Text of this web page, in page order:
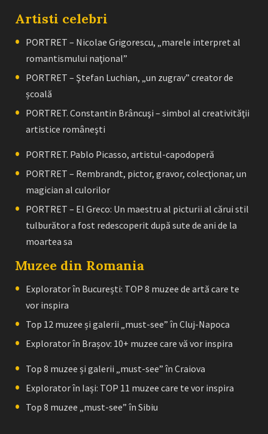
Artisti celebri
PORTRET – Nicolae Grigorescu, „marele interpret al
romantismului naţional”
PORTRET – Ştefan Luchian, „un zugrav” creator de
școală
PORTRET. Constantin Brâncuşi – simbol al creativităţii
artistice româneşti
PORTRET. Pablo Picasso, artistul-capodoperă
PORTRET – Rembrandt, pictor, gravor, colecţionar, un
magician al culorilor
PORTRET – El Greco: Un maestru al picturii al cărui stil
tulburător a fost redescoperit după sute de ani de la
moartea sa
Muzee din Romania
Explorator în București: TOP 8 muzee de artă care te
vor inspira
Top 12 muzee și galerii „must-see” în Cluj-Napoca
Explorator în Brașov: 10+ muzee care vă vor inspira
Top 8 muzee și galerii „must-see” în Craiova
Explorator în Iași: TOP 11 muzee care te vor inspira
Top 8 muzee „must-see” în Sibiu